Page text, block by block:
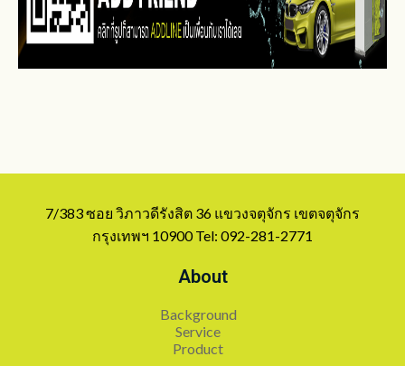
7/383 ซอย วิภาวดีรังสิต 36 แขวงจตุจักร เขตจตุจักร
กรุงเทพฯ 10900 Tel: 092-281-2771
About
Background
Service
Product